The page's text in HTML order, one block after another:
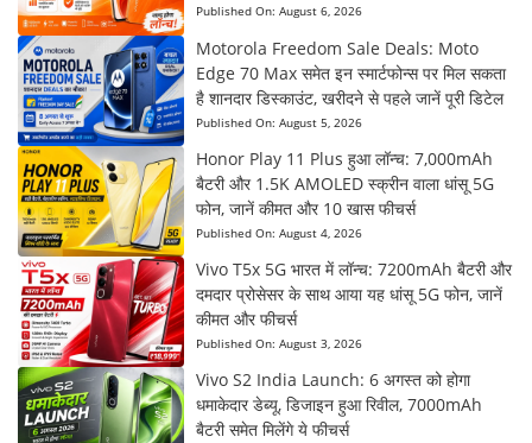
Published On: August 6, 2026
Motorola Freedom Sale Deals: Moto
Edge 70 Max समेत इन स्मार्टफोन्स पर मिल सकता
है शानदार डिस्काउंट, खरीदने से पहले जानें पूरी डिटेल
Published On: August 5, 2026
Honor Play 11 Plus हुआ लॉन्च: 7,000mAh
बैटरी और 1.5K AMOLED स्क्रीन वाला धांसू 5G
फोन, जानें कीमत और 10 खास फीचर्स
Published On: August 4, 2026
Vivo T5x 5G भारत में लॉन्च: 7200mAh बैटरी और
दमदार प्रोसेसर के साथ आया यह धांसू 5G फोन, जानें
कीमत और फीचर्स
Published On: August 3, 2026
Vivo S2 India Launch: 6 अगस्त को होगा
धमाकेदार डेब्यू, डिजाइन हुआ रिवील, 7000mAh
बैटरी समेत मिलेंगे ये फीचर्स